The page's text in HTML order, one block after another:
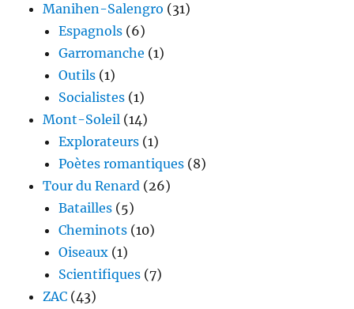
Manihen-Salengro (31)
Espagnols (6)
Garromanche (1)
Outils (1)
Socialistes (1)
Mont-Soleil (14)
Explorateurs (1)
Poètes romantiques (8)
Tour du Renard (26)
Batailles (5)
Cheminots (10)
Oiseaux (1)
Scientifiques (7)
ZAC (43)